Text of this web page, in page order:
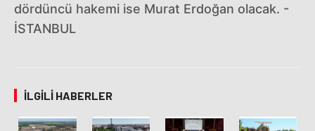
dördüncü hakemi ise Murat Erdoğan olacak. -
İSTANBUL
İLGILI HABERLER